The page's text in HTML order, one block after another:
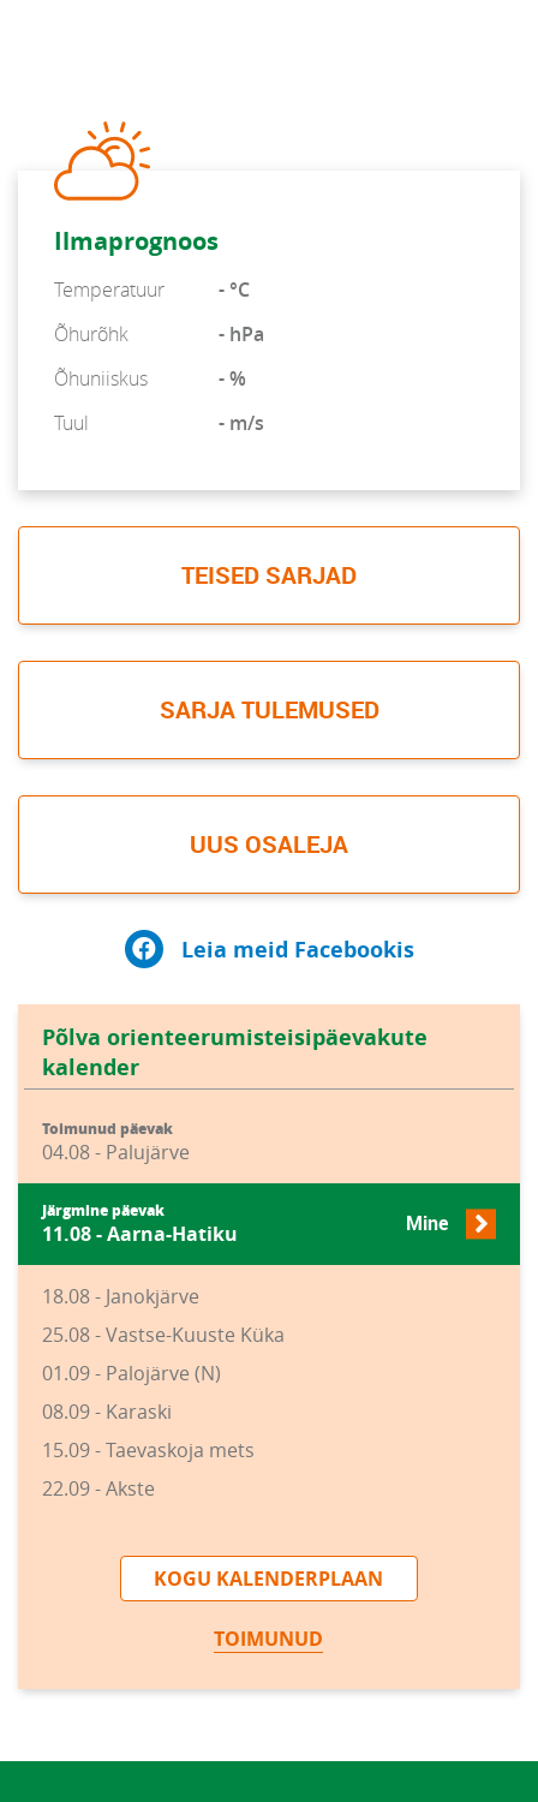
Ilmaprognoos
Temperatuur
- °C
Õhurõhk
- hPa
Õhuniiskus
- %
Tuul
- m/s
TEISED SARJAD
SARJA TULEMUSED
UUS OSALEJA
Leia meid Facebookis
Põlva orienteerumisteisipäevakute
kalender
Toimunud päevak
04.08 - Palujärve
Järgmine päevak
11.08 - Aarna-Hatiku Mine
18.08 - Janokjärve
25.08 - Vastse-Kuuste Küka
01.09 - Palojärve (N)
08.09 - Karaski
15.09 - Taevaskoja mets
22.09 - Akste
KOGU KALENDERPLAAN
TOIMUNUD